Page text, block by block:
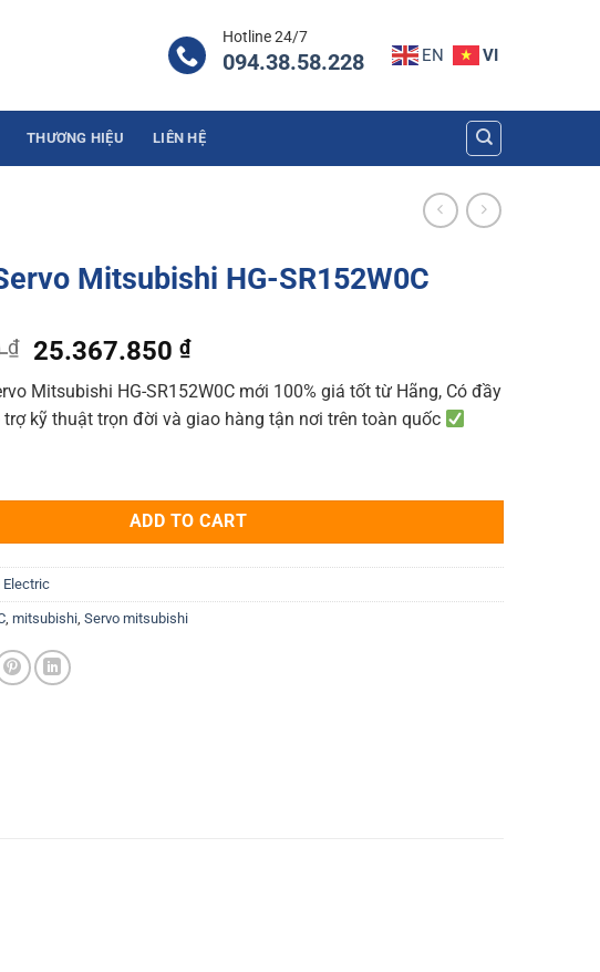
Hotline 24/7
094.38.58.228 EN VI
THƯƠNG HIỆU LIÊN HỆ
Mitsubishi HG-SR152W0C
₫
Original
price
was:
28.839.240 ₫.
25.367.850₫Current
price
is:
25.367.850 ₫.
Mitsubishi HG-SR152W0C mới 100% giá tốt từ Hãng, Có đầy
kỹ thuật trọn đời và giao hàng tận nơi trên toàn quốc
HG-SR152W0C quantity
ADD TO CART
mitsubishi Servo mitsubishi